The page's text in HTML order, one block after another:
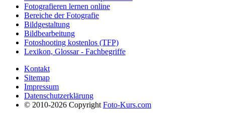
Fotografieren lernen online
Bereiche der Fotografie
Bildgestaltung
Bildbearbeitung
Fotoshooting kostenlos (TFP)
Lexikon, Glossar - Fachbegriffe
Kontakt
Sitemap
Impressum
Datenschutzerklärung
© 2010-2026 Copyright Foto-Kurs.com